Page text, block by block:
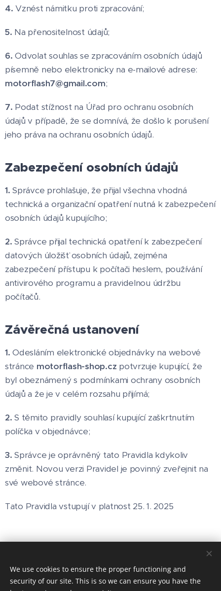
4.Vznést námitku proti zpracování;
5. Na přenositelnost údajů;
6.Odvolat souhlas se zpracováním osobních údajů
písemně nebo elektronicky na e-mailové adrese:
motorflash7@gmail.com;
7. Podat stížnost na Úřad pro ochranu osobních
údajů v případě, že se domnívá, že došlo k porušení
jeho práva na ochranu osobních údajů.
Zabezpečení osobních údajů
1. Správce prohlašuje, že přijal všechna vhodná
technická a organizační opatření nutná k zabezpečení
osobních údajů kupujícího;
2.Správce přijal technická opatření k zabezpečení
datových úložišť osobních údajů, zejména
zabezpečení přístupu k počítači heslem, používání
antivirového programu a pravidelnou údržbu
počítačů.
Závěrečná ustanovení
1.Odesláním elektronické objednávky na webové
stránce motorflash-shop.cz potvrzuje kupující, že
byl obeznámený s podmínkami ochrany osobních
údajů a že je v celém rozsahu přijímá;
2. S těmito pravidly souhlasí kupující zaškrtnutím
políčka v objednávce;
3. Správce je oprávněný tato Pravidla kdykoliv
změnit. Novou verzi Pravidel je povinný zveřejnit na
své webové stránce.
Tato Pravidla vstupují v platnost 25. 1. 2025
Contract conditions Cookies
We use cookies to ensure the proper functioning and
security of our site. This is so we can ensure you have the